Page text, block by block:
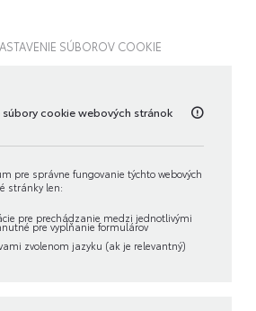
SÚBOROV COOKIE
súbory cookie webových stránok
pre správne fungovanie týchto webových
stránky len:
pre prechádzanie medzi jednotlivými
pre vypĺňanie formulárov
zvolenom jazyku (ak je relevantný)